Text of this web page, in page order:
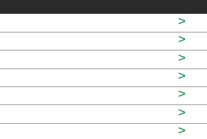
>
>
>
>
>
>
>